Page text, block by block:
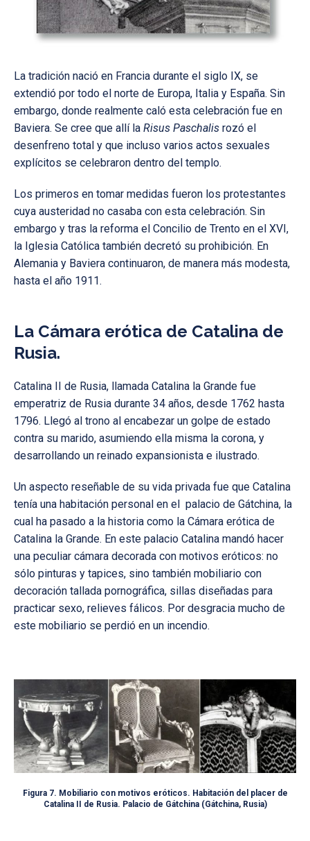
La tradición nació en Francia durante el siglo IX, se
extendió por todo el norte de Europa, Italia y España. Sin
embargo, donde realmente caló esta celebración fue en
Baviera. Se cree que allí la Risus Paschalis rozó el
desenfreno total y que incluso varios actos sexuales
explícitos se celebraron dentro del templo.
Los primeros en tomar medidas fueron los protestantes
cuya austeridad no casaba con esta celebración. Sin
embargo y tras la reforma el Concilio de Trento en el XVI,
la Iglesia Católica también decretó su prohibición. En
Alemania y Baviera continuaron, de manera más modesta,
hasta el año 1911.
La Cámara erótica de Catalina de
Rusia.
Catalina II de Rusia, llamada Catalina la Grande fue
emperatriz de Rusia durante 34 años, desde 1762 hasta
1796. Llegó al trono al encabezar un golpe de estado
contra su marido, asumiendo ella misma la corona, y
desarrollando un reinado expansionista e ilustrado.
Un aspecto reseñable de su vida privada fue que Catalina
tenía una habitación personal en el palacio de Gátchina, la
cual ha pasado a la historia como la Cámara erótica de
Catalina la Grande. En este palacio Catalina mandó hacer
una peculiar cámara decorada con motivos eróticos: no
sólo pinturas y tapices, sino también mobiliario con
decoración tallada pornográfica, sillas diseñadas para
practicar sexo, relieves fálicos. Por desgracia mucho de
este mobiliario se perdió en un incendio.
Figura 7. Mobiliario con motivos eróticos. Habitación del placer de
Catalina II de Rusia. Palacio de Gátchina (Gátchina, Rusia)